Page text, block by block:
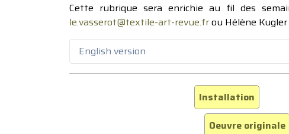
Cette rubrique sera enrichie au fil des
le.vasserot@textile-art-revue.frou Hélène Kugler
English version
Installation
Oeuvre originale